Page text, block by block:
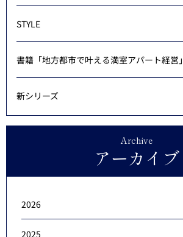
STYLE
書籍「地方都市で叶える満室アパート経営」
新シリーズ
Archive
アーカイブ
2026
2025